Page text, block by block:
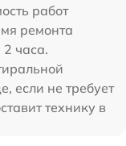
работ
ремонта
часа.
если не требует
технику в